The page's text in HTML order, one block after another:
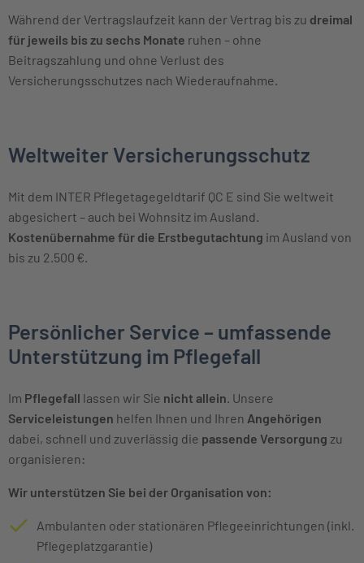
Während der Vertragslaufzeit kann der Vertrag bis zu dreimal
für jeweils bis zu sechs Monate ruhen – ohne
Beitragszahlung und ohne Verlust des
Versicherungsschutzes nach Wiederaufnahme.
Weltweiter Versicherungsschutz
Mit dem INTER Pflegetagegeldtarif QC E sind Sie weltweit
abgesichert – auch bei Wohnsitz im Ausland.
Kostenübernahme für die Erstbegutachtung im Ausland von
bis zu 2.500 €.
Persönlicher Service – umfassende
Unterstützung im Pflegefall
Im Pflegefall lassen wir Sie nicht allein . Unsere
Serviceleistungen helfen Ihnen und Ihren Angehörigen
dabei, schnell und zuverlässig die passende Versorgung zu
organisieren:
Wir unterstützen Sie bei der Organisation von:
Ambulanten oder stationären Pflegeeinrichtungen (inkl.
Pflegeplatzgarantie)